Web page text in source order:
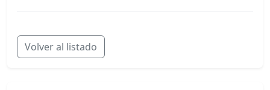
Volver al listado